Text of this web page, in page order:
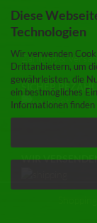
Diese
Technologien
Wir verwenden
Drittanbietern, um
gewährleisten, die
ein bestmögliches
Informationen finden
Zahlung &
SICHER
WIR